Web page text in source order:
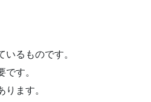
るものです。
す。
ます。